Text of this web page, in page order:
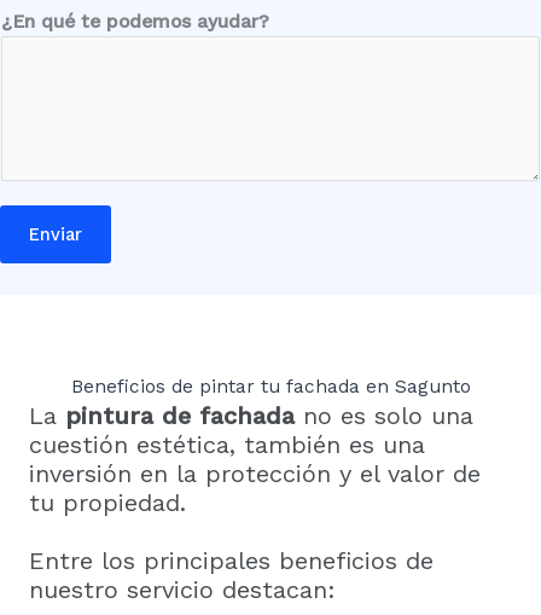
c
t
c
o
¿En qué te podemos ayudar?
Enviar
Beneficios de pintar tu fachada en Sagunto
La pintura de fachadano es solo una
cuestión estética, también es una
inversión en la protección y el valor de
tu propiedad.
Entre los principales beneficios de
nuestro servicio destacan: